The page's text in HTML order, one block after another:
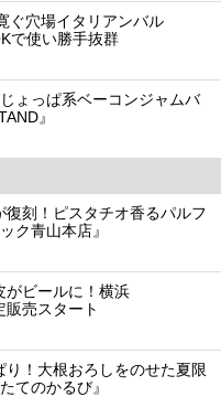
ぐ穴場イタリアンバル
で使い勝手抜群
ょっぱ系ベーコンジャムバ
』
刻！ピスタチオ香るパルフ
ク青山本店』
がビールに！横浜
販売スタート
！大根おろしをのせた夏限
てのかるび』